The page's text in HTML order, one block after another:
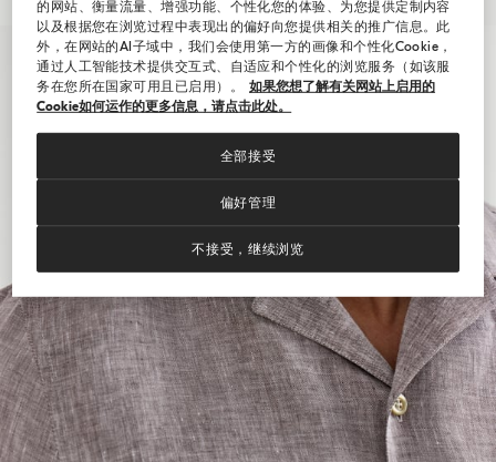
的网站、衡量流量、增强功能、个性化您的体验、为您提供定制内容
以及根据您在浏览过程中表现出的偏好向您提供相关的推广信息。此
外，在网站的AI子域中，我们会使用第一方的画像和个性化Cookie，
通过人工智能技术提供交互式、自适应和个性化的浏览服务（如该服
务在您所在国家可用且已启用）。
如果您想了解有关网站上启用的
Cookie如何运作的更多信息，请点击此处。
偏好管理
不接受，继续浏览
全部接受